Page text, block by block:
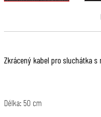
Zkrácený kabel pro sluchátka
Délka: 50 cm